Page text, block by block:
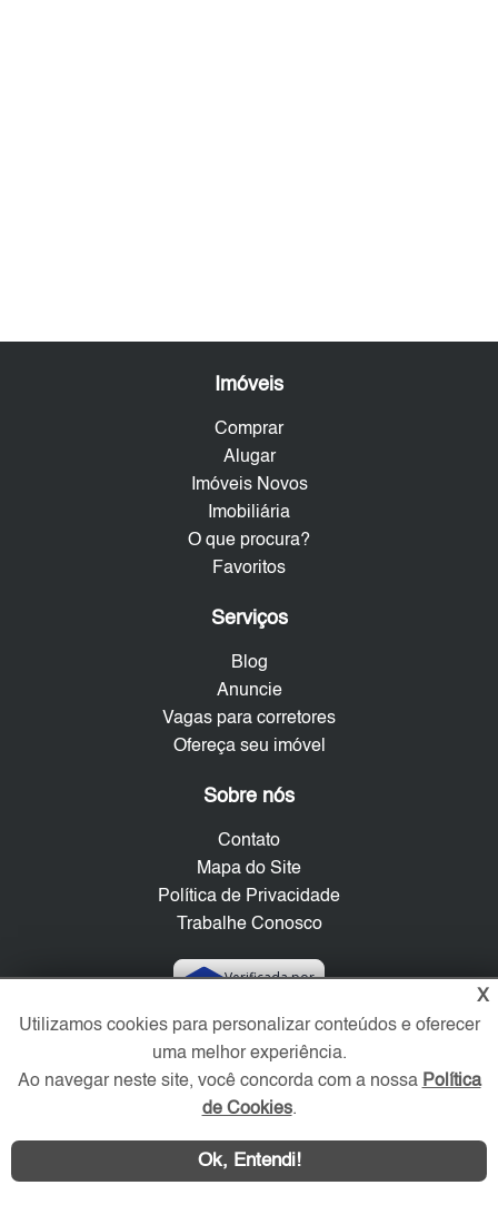
Imóveis
Comprar
Alugar
Imóveis Novos
Imobiliária
O que procura?
Favoritos
Serviços
Blog
Anuncie
Vagas para corretores
Ofereça seu imóvel
Sobre nós
Contato
Mapa do Site
Política de Privacidade
Trabalhe Conosco
Verificada por
Redes Sociais
X
Utilizamos cookies para personalizar conteúdos e oferecer
uma melhor experiência.
Ao navegar neste site, você concorda com a nossa Política
de Cookies.
Ok, Entendi!